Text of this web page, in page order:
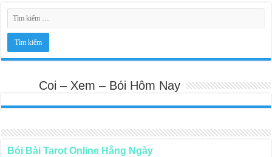
Coi – Xem – Bói Hôm Nay
Bói Bài Tarot Online Hằng Ngày